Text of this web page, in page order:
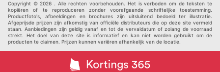
Copyright © 2026 . Alle rechten voorbehouden. Het is verboden om de teksten te
kopiëren of te reproduceren zonder voorafgaande schriftelijke toestemming.
Productfoto's, afbeeldingen en brochures zijn uitsluitend bedoeld ter illustratie.
Afgeprijsde prijzen zijn afkomstig van officiële distributeurs die op deze site vermeld
staan. Aanbiedingen zijn geldig vanaf en tot de vervaldatum of zolang de voorraad
strekt. Het doel van deze site is informatief en kan niet worden gebruikt om de
producten te claimen. Prijzen kunnen variëren afhankelijk van de locatie.